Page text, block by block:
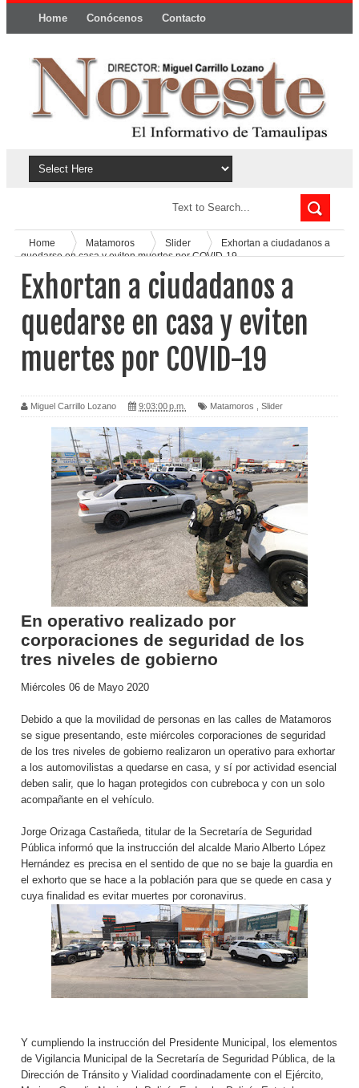
Home Conócenos Contacto
Home Matamoros Slider
Exhortan a ciudadanos a
quedarse en casa y eviten muertes por COVID-19
Exhortan a ciudadanos a
quedarse en casa y eviten
muertes por COVID-19
Miguel Carrillo Lozano 9:03:00 p.m. Matamoros Slider
En operativo realizado por
corporaciones de seguridad de los
tres niveles de gobierno
Miércoles 06 de Mayo 2020
Debido a que la movilidad de personas en las calles de Matamoros
se sigue presentando, este miércoles corporaciones de seguridad
de los tres niveles de gobierno realizaron un operativo para exhortar
a los automovilistas a quedarse en casa, y sí por actividad esencial
deben salir, que lo hagan protegidos con cubreboca y con un solo
acompañante en el vehículo.
Jorge Orizaga Castañeda, titular de la Secretaría de Seguridad
Pública informó que la instrucción del alcalde Mario Alberto López
Hernández es precisa en el sentido de que no se baje la guardia en
el exhorto que se hace a la población para que se quede en casa y
cuya finalidad es evitar muertes por coronavirus.
Y cumpliendo la instrucción del Presidente Municipal, los elementos
de Vigilancia Municipal de la Secretaría de Seguridad Pública, de la
Dirección de Tránsito y Vialidad coordinadamente con el Ejército,